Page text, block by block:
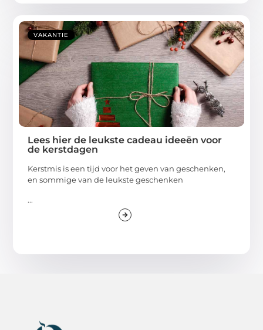
VAKANTIE
Lees hier de leukste cadeau ideeën voor
de kerstdagen
Kerstmis is een tijd voor het geven van geschenken,
en sommige van de leukste geschenken
...